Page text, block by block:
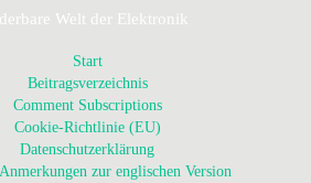
Welt der Elektronik
Start
Beitragsverzeichnis
Comment Subscriptions
Cookie-Richtlinie (EU)
Datenschutzerklärung
zur englischen Version